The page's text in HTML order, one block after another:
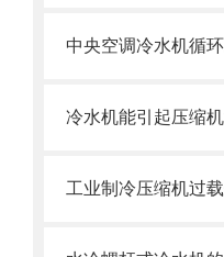
中央空调冷水机循
工业制冷压缩机过